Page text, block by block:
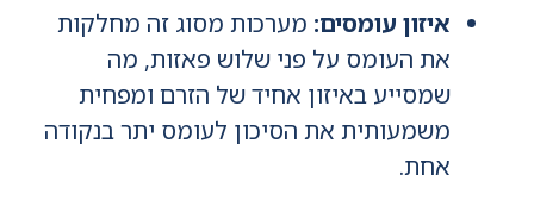
איזון עומסים: מערכות מסוג זה מחלקות
את העומס על פני שלוש פאזות, מה
שמסייע באיזון אחיד של הזרם ומפחית
משמעותית את הסיכון לעומס יתר בנקודה
אחת.